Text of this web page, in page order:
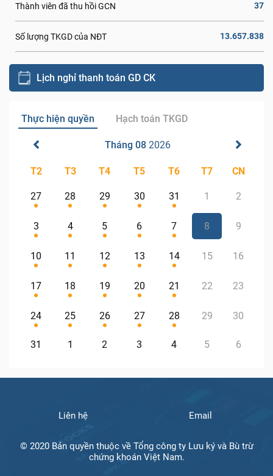
Thành viên đã thu hồi GCN 37
Số lượng TKGD của NĐT 13.657.838
Lịch nghỉ thanh toán GD CK
Thực hiện quyền Hạch toán TKGD
Tháng 08 2026
T2 T3 T4 T5 T6 T7 CN
27 28 29 30 31 1 2
3 4 5 6 7 8 9
10 11 12 13 14 15 16
17 18 19 20 21 22 23
24 25 26 27 28 29 30
31 1 2 3 4 5 6
Liên hệ Email
© 2020 Bản quyền thuộc về Tổng công ty Lưu ký và Bù trừ
chứng khoán Việt Nam.